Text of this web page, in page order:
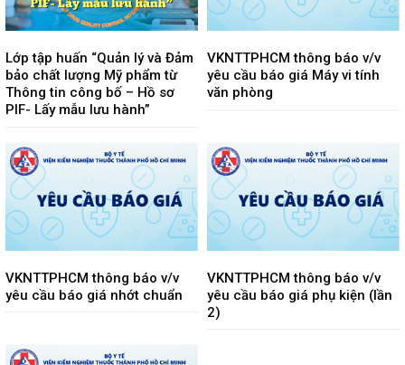
Lớp tập huấn “Quản lý và Đảm
bảo chất lượng Mỹ phẩm từ
Thông tin công bố – Hồ sơ
PIF- Lấy mẫu lưu hành”
VKNTTPHCM thông báo v/v
yêu cầu báo giá Máy vi tính
văn phòng
VKNTTPHCM thông báo v/v
yêu cầu báo giá nhớt chuẩn
VKNTTPHCM thông báo v/v
yêu cầu báo giá phụ kiện (lần
2)